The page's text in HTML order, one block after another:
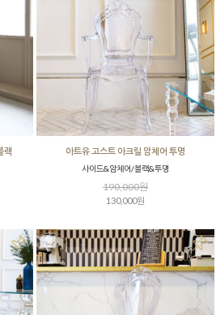
랙 아트유 고스트 아크릴 암체어 투명
사이드&암체어/블랙&투명
190,000원
130,000원